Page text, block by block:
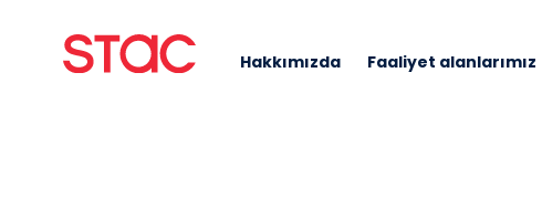
Hakkımızda Faaliyet alanlarımız